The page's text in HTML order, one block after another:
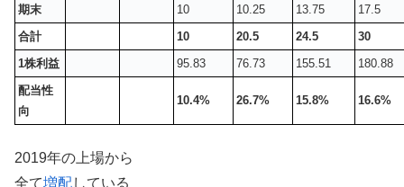
期末
10 10.25 13.75
17.5
合計
10 20.5 24.5
30
1株利益
95.83 76.73 155.51
180.88
配当性
向
10.4% 26.7% 15.8% 16.6%
2019年の上場から
全て増配している